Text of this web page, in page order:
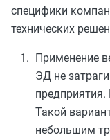
специфики
технических
Применение
ЭД не
предприятия.
Такой
небольшим